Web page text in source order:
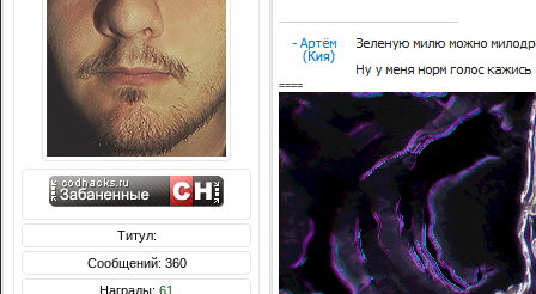
Титул:
Сообщений: 360
Награды: 61
====